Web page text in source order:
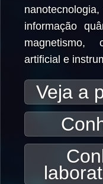
informação
magnetismo,
artificial e
Veja a